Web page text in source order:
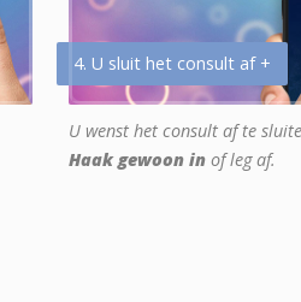
4. U sluit het consult af +
U wenst het consult af te
Haak gewoon in of leg af.